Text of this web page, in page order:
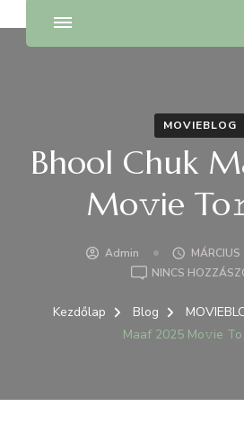
MOVIEBLOG
Bhool Chuk
Mo𝚟ie
Admin
NINCS
Kezdőlap Blog
Maaf 2025 Mo𝚟ie